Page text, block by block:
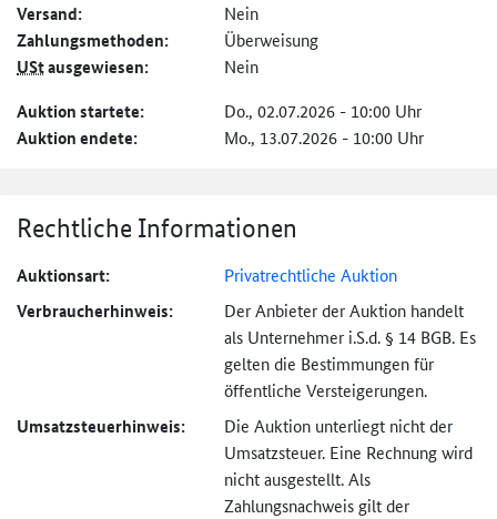
Versand: Nein
Zahlungs­methoden: Überweisung
UStausgewiesen: Nein
Auktion startete: Do., 02.07.2026 - 10:00 Uhr
Auktion endete: Mo., 13.07.2026 - 10:00 Uhr
Rechtliche Informationen
Auktionsart: Privatrechtliche Auktion
Verbraucher­hinweis:
Der Anbieter der Auktion handelt
als Unternehmer i.S.d. § 14 BGB. Es
gelten die Bestimmungen für
öffentliche Versteigerungen.
Umsatzsteuer­hinweis:
Die Auktion unterliegt nicht der
Umsatzsteuer. Eine Rechnung wird
nicht ausgestellt. Als
Zahlungsnachweis gilt der